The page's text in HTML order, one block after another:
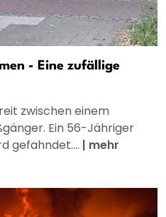
- Eine zufällige
zwischen einem
Ein 56-Jähriger
gefahndet.... | mehr